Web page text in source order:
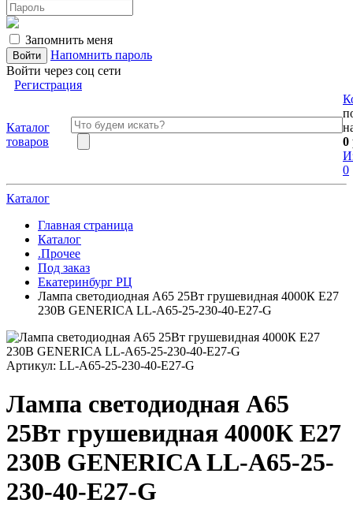
Запомнить меня
Напомнить пароль
Войти через соц сети
Регистрация
Каталог
товаров
0
0
Каталог
Главная страница
Каталог
.Прочее
Под заказ
Екатеринбург РЦ
Лампа светодиодная A65 25Вт грушевидная 4000К E27
230В GENERICA LL-A65-25-230-40-E27-G
Артикул: LL-A65-25-230-40-E27-G
Лампа светодиодная A65
25Вт грушевидная 4000К E27
230В GENERICA LL-A65-25-
230-40-E27-G